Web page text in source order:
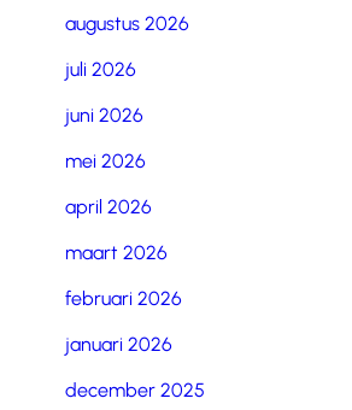
augustus 2026
juli 2026
juni 2026
mei 2026
april 2026
maart 2026
februari 2026
januari 2026
december 2025